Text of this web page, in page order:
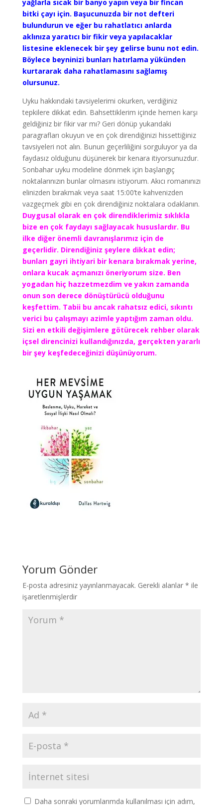
yağlarla sıcak bir banyo yapın veya bir fincan
bitki çayı için. Başucunuzda bir not defteri
bulundurun ve eğer bu rahatlatıcı anlarda
aklınıza yaratıcı bir fikir veya yapılacaklar
listesine eklenecek bir şey gelirse bunu not edin.
Böylece beyninizi bunları hatırlama yükünden
kurtararak daha rahatlamasını sağlamış
olursunuz.
Uyku hakkındaki tavsiyelerimi okurken, verdiğiniz
tepkilere dikkat edin. Bahsettiklerim içinde hemen karşı
geldiğiniz bir fikir var mı? Geri dönüp yukarıdaki
paragrafları okuyun ve en çok direndiğinizi hissettiğiniz
tavsiyeleri not alın. Bunun geçerliliğini sorguluyor ya da
faydasız olduğunu düşünerek bir kenara itiyorsunuzdur.
Sonbahar uyku modeline dönmek için başlangıç
noktalarınızın bunlar olmasını istiyorum. Akıcı romanınızı
elinizden bırakmak veya saat 15:00’te kahvenizden
vazgeçmek gibi en çok direndiğiniz noktalara odaklanın.
Duygusal olarak en çok direndiklerimiz sıklıkla
bize en çok faydayı sağlayacak hususlardır. Bu
ilke diğer önemli davranışlarımız için de
geçerlidir. Direndiğiniz şeylere dikkat edin;
bunları gayri ihtiyari bir kenara bırakmak yerine,
onlara kucak açmanızı öneriyorum size. Ben
yogadan hiç hazzetmezdim ve yakın zamanda
onun son derece dönüştürücü olduğunu
keşfettim. Tabii bu ancak rahatsız edici, sıkıntı
verici bu çalışmayı azimle yaptığım zaman oldu.
Sizi en etkili değişimlere götürecek rehber olarak
içsel direncinizi kullandığınızda, gerçekten yararlı
bir şey keşfedeceğinizi düşünüyorum.
Yorum Gönder
E-posta adresiniz yayınlanmayacak. Gerekli alanlar * ile
işaretlenmişlerdir
Daha sonraki yorumlarımda kullanılması için adım,